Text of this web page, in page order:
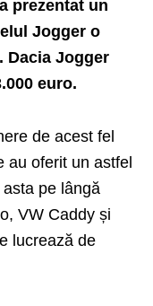
prezentat un
Jogger o
Dacia Jogger
euro.
de acest fel
au oferit un astfel
asta pe lângă
VW Caddy și
lucrează de